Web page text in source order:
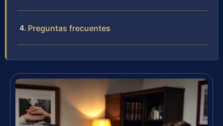
Preguntas frecuentes